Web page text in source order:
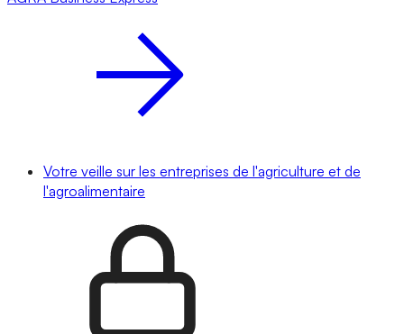
Votre veille sur les entreprises de l'agriculture et de
l'agroalimentaire